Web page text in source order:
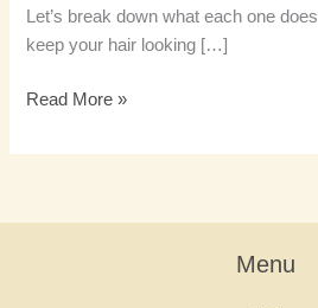
Let’s break down what each one
keep your hair looking […]
Read More »
Menu